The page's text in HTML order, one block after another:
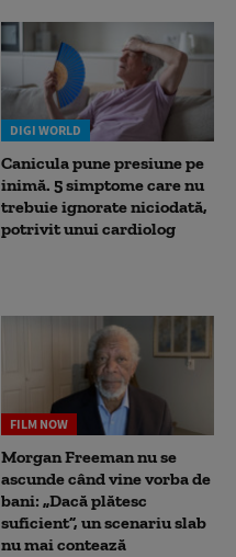
DIGI WORLD
Canicula pune presiune pe
inimă. 5 simptome care nu
trebuie ignorate niciodată,
potrivit unui cardiolog
FILM NOW
Morgan Freeman nu se
ascunde când vine vorba de
bani: „Dacă plătesc
suficient”, un scenariu slab
nu mai contează